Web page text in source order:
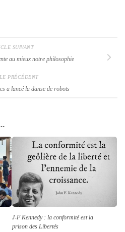
SUIVANT
au mieux notre philosophie
PRÉCÉDENT
a lancé la danse de robots
J-F Kennedy : la conformité est la
prison des Libertés